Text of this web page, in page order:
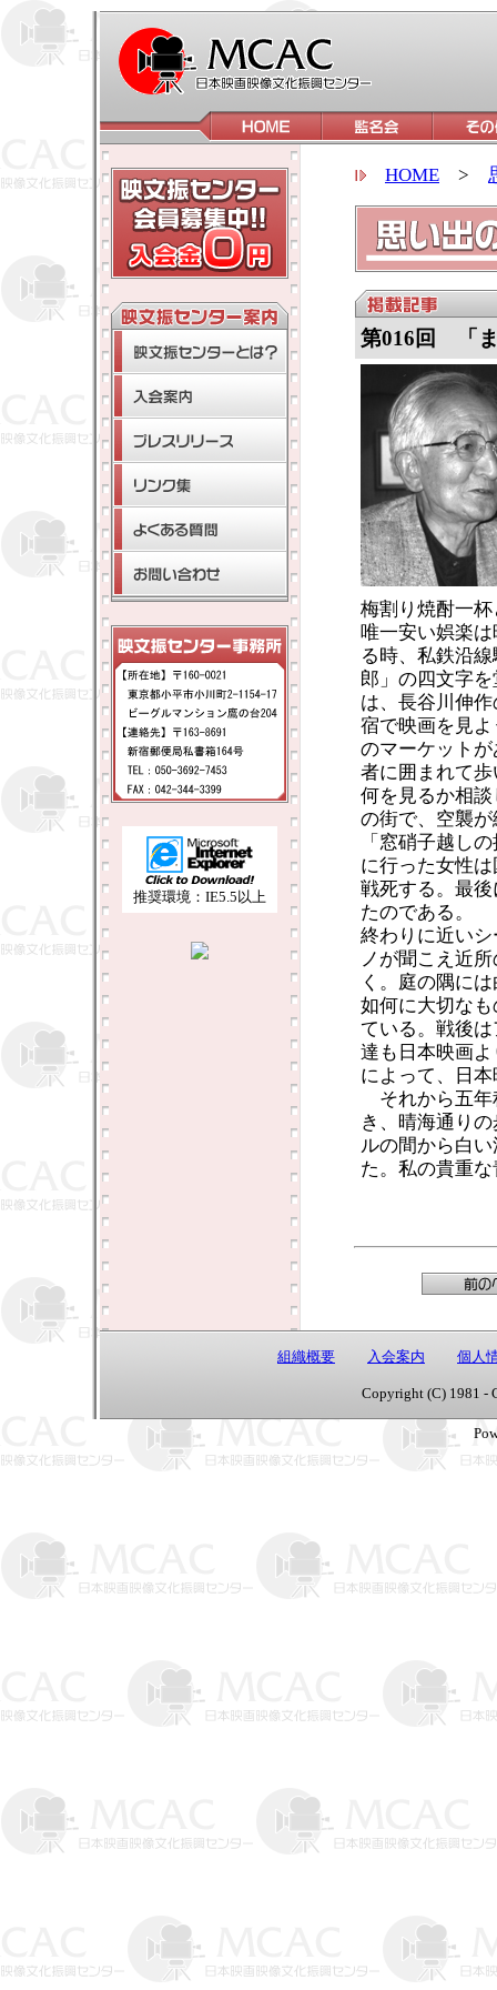
推奨環境：IE5.5以上
HOME >
第016回 「
梅割り焼酎一
唯一安い娯楽
る時、私鉄沿
郎」の四文字
は、長谷川伸
宿で映画を見
のマーケット
者に囲まれて
何を見るか相
の街で、空襲
「窓硝子越し
に行った女性
戦死する。最
たのである。
終わりに近い
ノが聞こえ近
く。庭の隅に
如何に大切な
ている。戦後
達も日本映画
によって、日
それから五年
き、晴海通り
ルの間から白
た。私の貴重
組織概要 入会案内 個人
Copyright (C) 1981 -